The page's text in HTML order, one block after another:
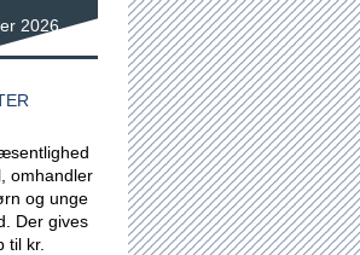
2026
omhandler
og unge
Der gives
til kr.